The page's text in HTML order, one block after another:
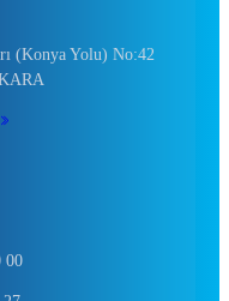
(Konya Yolu) No:42
00